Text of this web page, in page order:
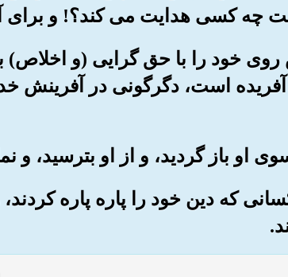
چه کسی هدایت می کند؟! و برای
روی خود را با حق گرایی (و
آفریده است، دگرگونی در آفرینش
کسانی که دین خود را پاره پاره